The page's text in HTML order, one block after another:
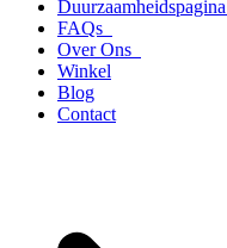
Duurzaamheidspagina
FAQs
Over Ons
Winkel
Blog
Contact